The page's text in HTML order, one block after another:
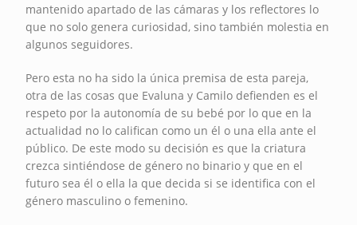
mantenido apartado de las cámaras y los reflectores lo
que no solo genera curiosidad, sino también molestia en
algunos seguidores.
Pero esta no ha sido la única premisa de esta pareja,
otra de las cosas que Evaluna y Camilo defienden es el
respeto por la autonomía de su bebé por lo que en la
actualidad no lo califican como un él o una ella ante el
público. De este modo su decisión es que la criatura
crezca sintiéndose de género no binario y que en el
futuro sea él o ella la que decida si se identifica con el
género masculino o femenino.